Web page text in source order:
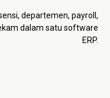
departemen, payroll,
dalam satu software
ERP.